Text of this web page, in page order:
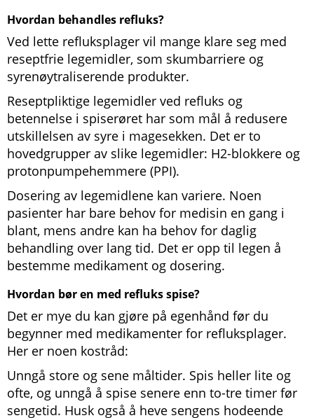
Hvordan behandles refluks?
Ved lette refluksplager vil mange klare seg med
reseptfrie legemidler, som skumbarriere og
syrenøytraliserende produkter.
Reseptpliktige legemidler ved refluks og
betennelse i spiserøret har som mål å redusere
utskillelsen av syre i magesekken. Det er to
hovedgrupper av slike legemidler: H2-blokkere og
protonpumpehemmere (PPI).
Dosering av legemidlene kan variere. Noen
pasienter har bare behov for medisin en gang i
blant, mens andre kan ha behov for daglig
behandling over lang tid. Det er opp til legen å
bestemme medikament og dosering.
Hvordan bør en med refluks spise?
Det er mye du kan gjøre på egenhånd før du
begynner med medikamenter for refluksplager.
Her er noen kostråd:
Unngå store og sene måltider. Spis heller lite og
ofte, og unngå å spise senere enn to-tre timer før
sengetid. Husk også å heve sengens hodeende